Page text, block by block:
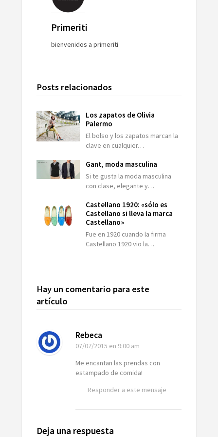
Primeriti
bienvenidos a primeriti
Posts relacionados
Los zapatos de Olivia
Palermo
El bolso y los zapatos marcan la
clave en cualquier…
Gant, moda masculina
Si te gusta la moda masculina
con clase, elegante y…
Castellano 1920: «sólo es
Castellano si lleva la marca
Castellano»
Fue en 1920 cuando la firma
Castellano 1920 vio la…
Hay un comentario para este
artículo
Rebeca
07/07/2015 en 9:00 am
Me encantan las prendas con
estampado de comida!
Responder a este mensaje
Deja una respuesta